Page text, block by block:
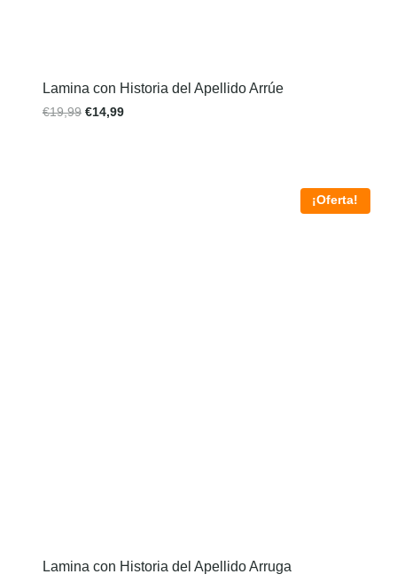
Lamina con Historia del Apellido Arrúe
€19,99 €14,99
¡Oferta!
Lamina con Historia del Apellido Arruga